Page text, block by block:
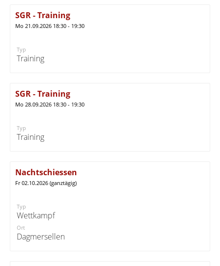
SGR - Training
Mo 21.09.2026 18:30 - 19:30
Typ
Training
SGR - Training
Mo 28.09.2026 18:30 - 19:30
Typ
Training
Nachtschiessen
Fr 02.10.2026 (ganztägig)
Typ
Wettkampf
Ort
Dagmersellen